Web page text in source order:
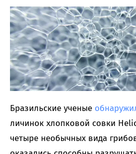
Бразильские ученые
личинок хлопковой совки
четыре необычных вида